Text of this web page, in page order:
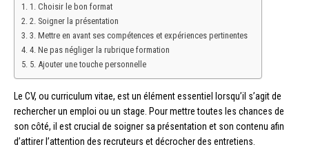
1. Choisir le bon format
2. Soigner la présentation
3. Mettre en avant ses compétences et expériences pertinentes
4. Ne pas négliger la rubrique formation
5. Ajouter une touche personnelle
Le CV, ou curriculum vitae, est un élément essentiel lorsqu’il s’agit de
rechercher un emploi ou un stage. Pour mettre toutes les chances de
son côté, il est crucial de soigner sa présentation et son contenu afin
d’attirer l’attention des recruteurs et décrocher des entretiens.